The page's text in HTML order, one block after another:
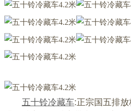
五十铃冷藏车:正宗国五排